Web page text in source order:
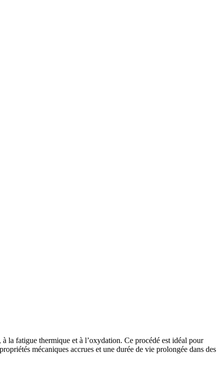
la fatigue thermique et à l’oxydation. Ce procédé est idéal pour
mécaniques accrues et une durée de vie prolongée dans des